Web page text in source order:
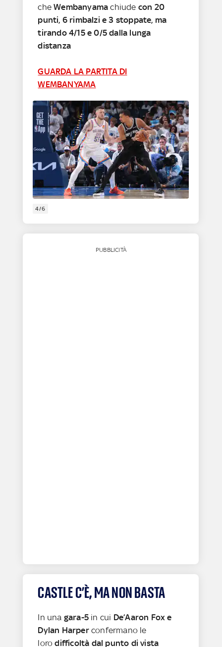
cheWembanyama chiude con 20
punti, 6 rimbalzi e 3 stoppate, ma
tirando 4/15 e 0/5 dalla lunga
distanza
GUARDA LA PARTITA DI
WEMBANYAMA
4/6
PUBBLICITÀ
CASTLE C’È, MA NON BASTA
In una gara-5 in cui De’Aaron Fox e
Dylan Harperconfermano le
lorodifficoltà dal punto di vista